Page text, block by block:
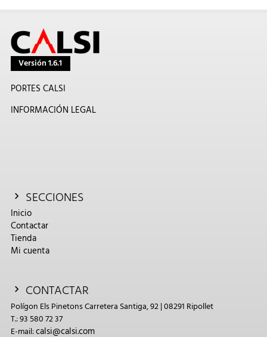
Versión 1.6.1
PORTES CALSI
INFORMACIÓN LEGAL
SECCIONES
Inicio
Contactar
Tienda
Mi cuenta
CONTACTAR
Polígon Els Pinetons Carretera Santiga, 92 | 08291 Ripollet
T.: 93 580 72 37
E-mail:calsi@calsi.com